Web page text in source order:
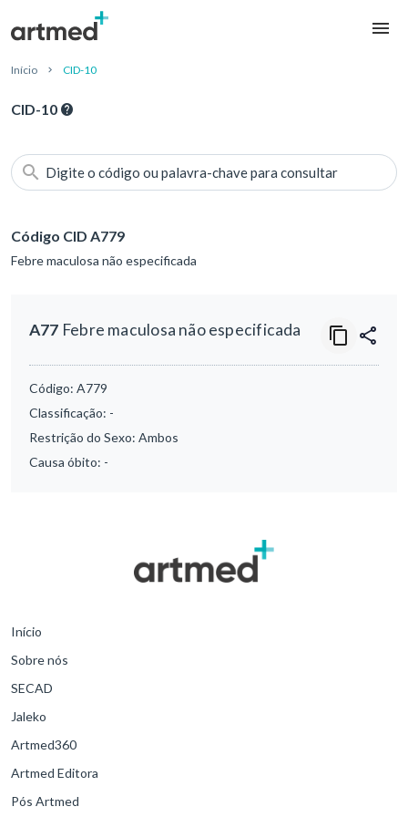
Início CID-10
CID-10
Digite o código ou palavra-chave para consultar
Código CID A779
Febre maculosa não especificada
A77 Febre maculosa não especificada
Código: A779
Classificação: -
Restrição do Sexo: Ambos
Causa óbito: -
Início
Sobre nós
SECAD
Jaleko
Artmed360
Artmed Editora
Pós Artmed